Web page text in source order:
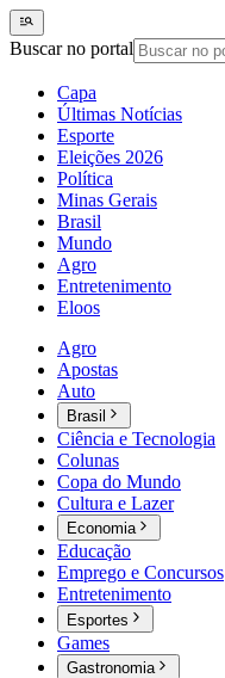
Buscar no portal
Capa
Últimas Notícias
Esporte
Eleições 2026
Política
Minas Gerais
Brasil
Mundo
Agro
Entretenimento
Eloos
Agro
Apostas
Auto
Brasil
Ciência e Tecnologia
Colunas
Copa do Mundo
Cultura e Lazer
Economia
Educação
Emprego e Concursos
Entretenimento
Esportes
Games
Gastronomia